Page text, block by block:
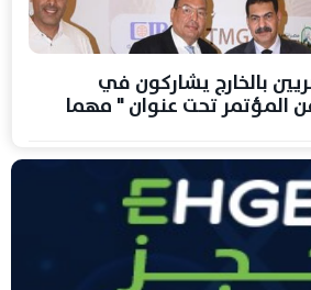
بالخارج يشاركون في
المؤتمر تحت عنوان " مهما